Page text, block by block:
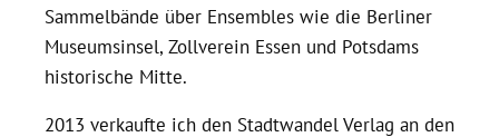
Sammelbände über Ensembles wie die Berliner
Museumsinsel, Zollverein Essen und Potsdams
historische Mitte.
2013 verkaufte ich den Stadtwandel Verlag an den